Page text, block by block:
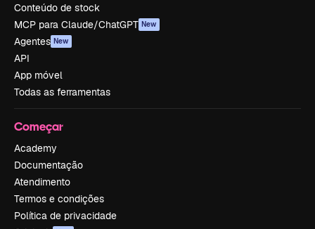
Conteúdo de stock
MCP para Claude/ChatGPT New
Agentes New
API
App móvel
Todas as ferramentas
Começar
Academy
Documentação
Atendimento
Termos e condições
Política de privacidade